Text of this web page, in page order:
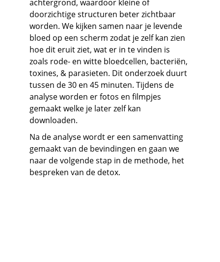
achtergrond, waardoor kleine of
doorzichtige structuren beter zichtbaar
worden. We kijken samen naar je levende
bloed op een scherm zodat je zelf kan zien
hoe dit eruit ziet, wat er in te vinden is
zoals rode- en witte bloedcellen, bacteriën,
toxines, & parasieten. Dit onderzoek duurt
tussen de 30 en 45 minuten. Tijdens de
analyse worden er fotos en filmpjes
gemaakt welke je later zelf kan
downloaden.
Na de analyse wordt er een samenvatting
gemaakt van de bevindingen en gaan we
naar de volgende stap in de methode, het
bespreken van de detox.